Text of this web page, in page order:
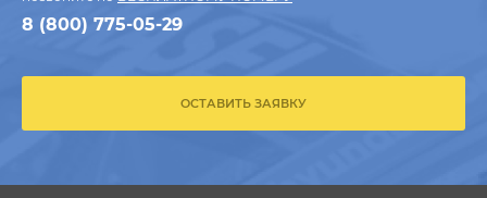
8 (800) 775-05-29
ОСТАВИТЬ ЗАЯВКУ